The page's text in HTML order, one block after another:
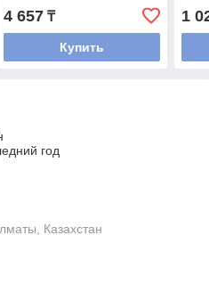
4 657₸
Купить
1
год
Казахстан